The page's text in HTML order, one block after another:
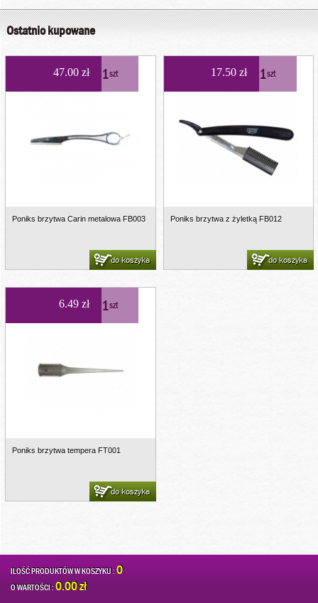
Ostatnio kupowane
47.00 zł 1szt
Poniks brzytwa Carin metalowa FB003
do koszyka
17.50 zł 1szt
Poniks brzytwa z żyletką FB012
do koszyka
6.49 zł 1szt
Poniks brzytwa tempera FT001
do koszyka
ILOŚĆ PRODUKTÓW W KOSZYKU :0
O WARTOŚCI :0.00 zł